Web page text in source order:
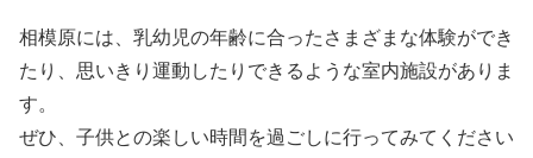
相模原には、乳幼児の年齢に合ったさまざまな体験ができ
たり、思いきり運動したりできるような室内施設がありま
す。
ぜひ、子供との楽しい時間を過ごしに行ってみてください